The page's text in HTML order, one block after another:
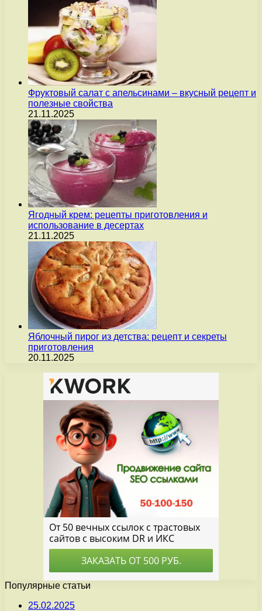
Фруктовый салат с апельсинами – вкусный рецепт и
полезные свойства
21.11.2025
Ягодный крем: рецепты приготовления и
использование в десертах
21.11.2025
Яблочный пирог из детства: рецепт и секреты
приготовления
20.11.2025
Популярные статьи
25.02.2025